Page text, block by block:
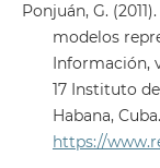
Ponjuán, G.
modelos
Información,
17 Instituto
Habana, Cuba.
https://